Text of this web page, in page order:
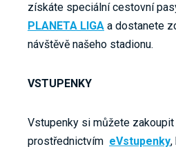
získáte speciální cestovní
PLANETA LIGA a dostanete
návštěvě našeho stadionu.
VSTUPENKY
Vstupenky si můžete zakoupit
prostřednictvím eVstupenky,